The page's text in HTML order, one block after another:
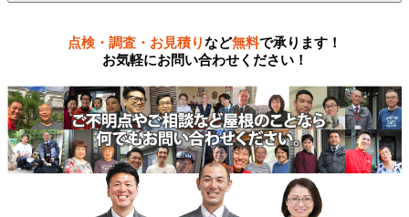
点検・調査・お見積りなど無料で承ります！
お気軽にお問い合わせください！